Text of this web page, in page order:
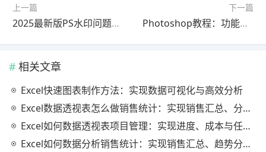
上一篇
2025最新版PS水印问题解决教程教程｜新手必看
下一篇
Photoshop教程：功能解析完整教程最新更新版（新手必看）
相关文章
Excel快速图表制作方法：实现数据可视化与高效分析
Excel数据透视表怎么做销售统计：实现销售汇总、分析与动态监控
Excel如何数据透视表项目管理：实现进度、成本与任务的高效分析
Excel如何数据分析销售统计：实现销售汇总、趋势分析与业绩优化